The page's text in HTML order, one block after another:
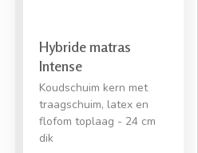
Hybride matras
Intense
Koudschuim kern met
traagschuim, latex en
flofom toplaag - 24 cm
dik